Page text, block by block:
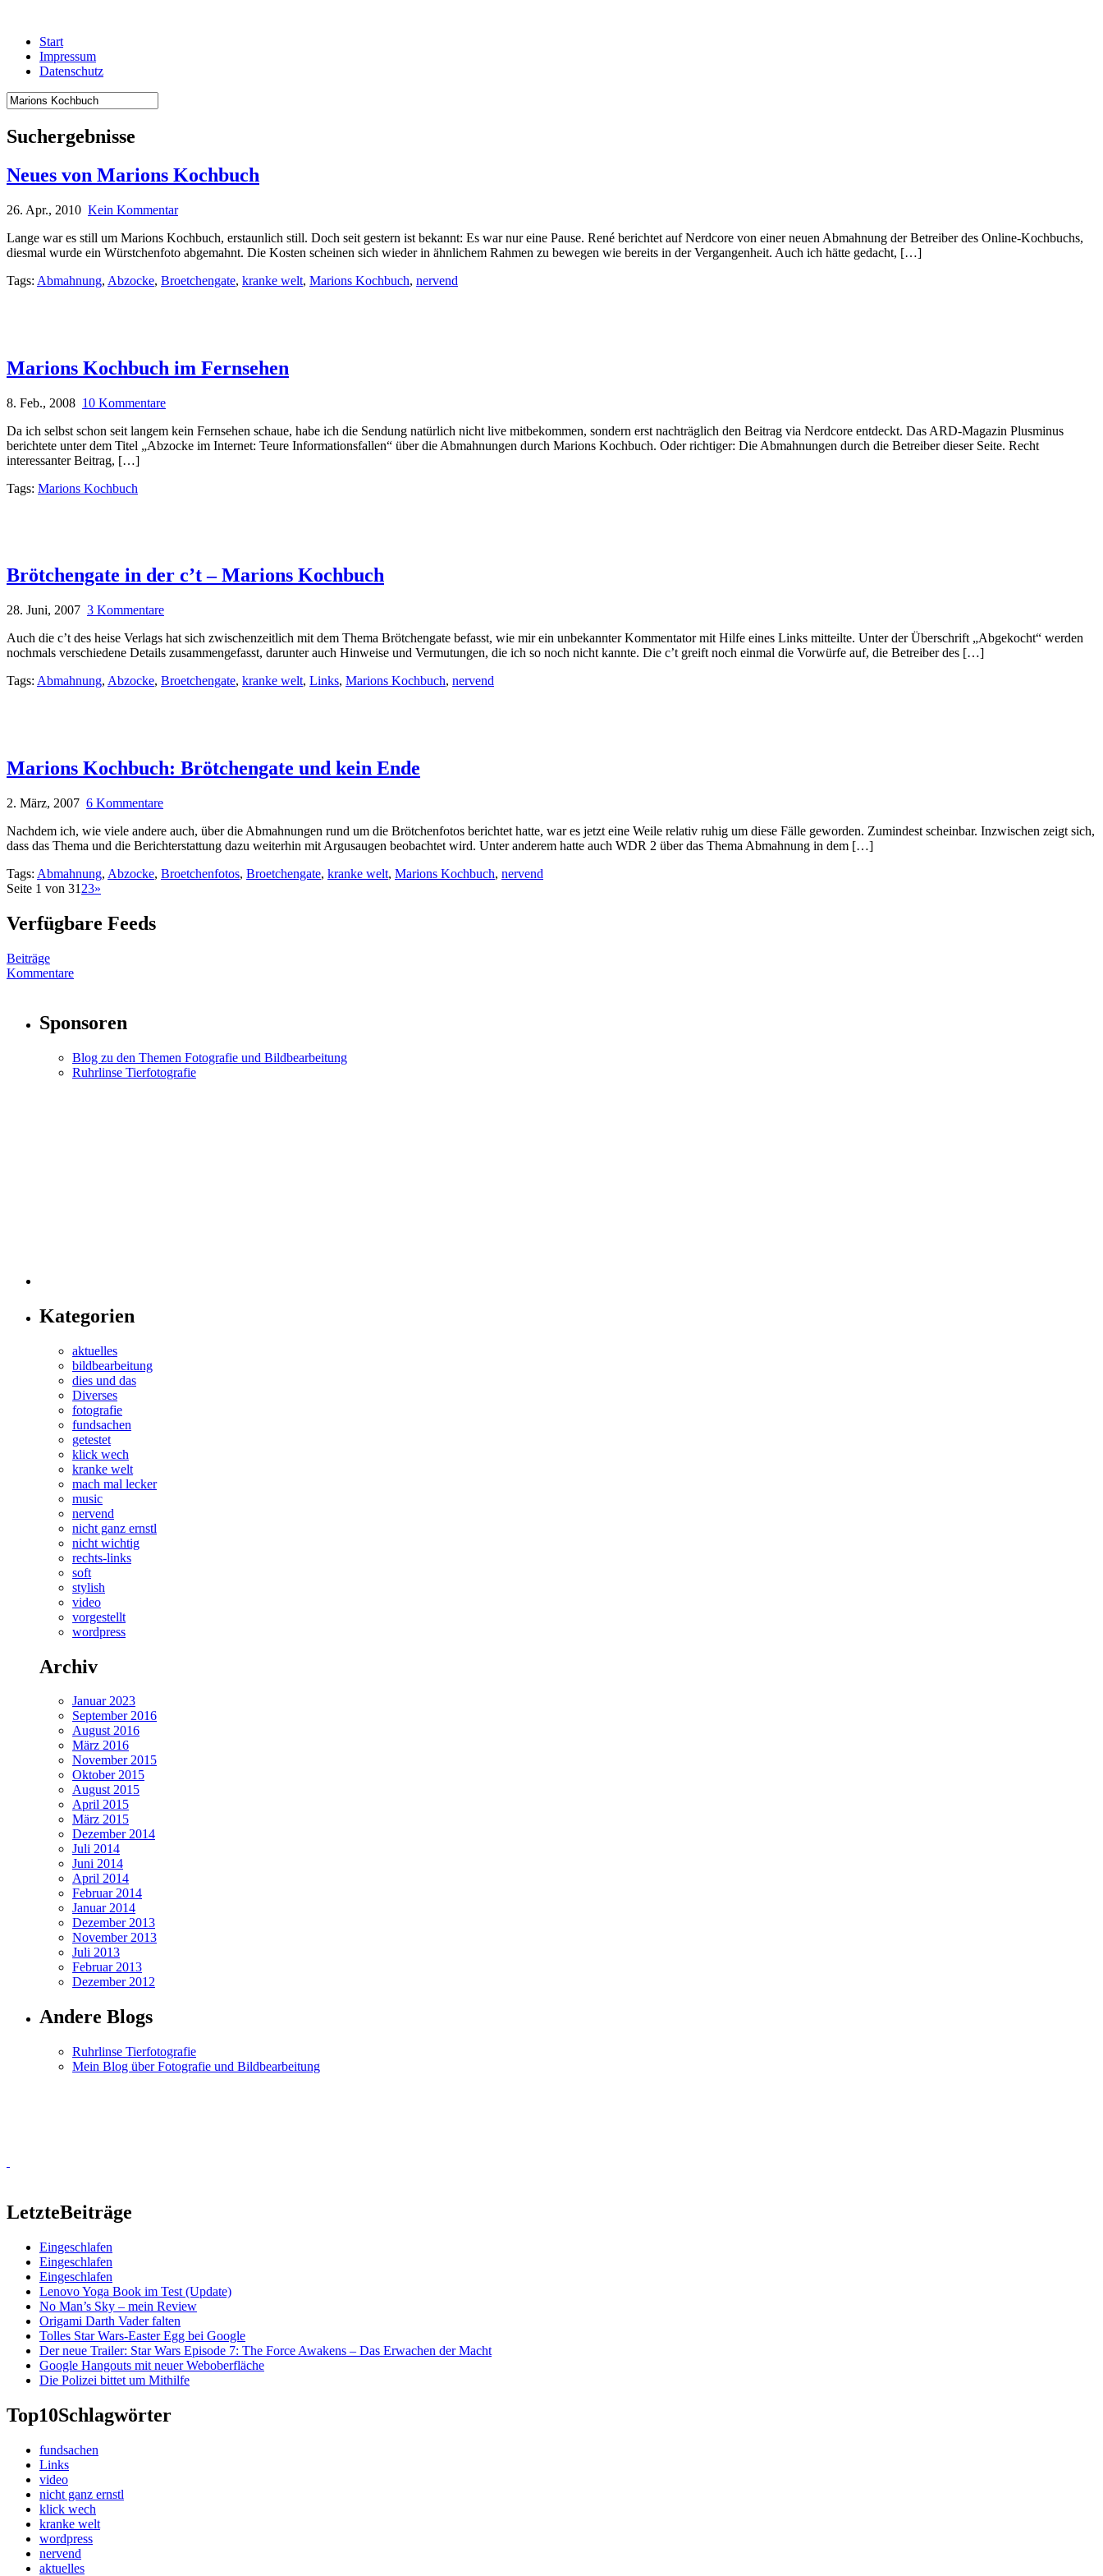
Start
Impressum
Datenschutz
Suchergebnisse
Neues von Marions Kochbuch
26. Apr., 2010 Kein Kommentar
Lange war es still um Marions Kochbuch, erstaunlich still. Doch seit gestern ist bekannt: Es war nur eine Pause. René berichtet auf Nerdcore von einer neuen Abmahnung der Betreiber des Online-Kochbuchs,
diesmal wurde ein Würstchenfoto abgemahnt. Die Kosten scheinen sich wieder in ähnlichem Rahmen zu bewegen wie bereits in der Vergangenheit. Auch ich hätte gedacht, […]
Tags: Abmahnung, Abzocke, Broetchengate, kranke welt, Marions Kochbuch, nervend
Marions Kochbuch im Fernsehen
8. Feb., 2008 10 Kommentare
Da ich selbst schon seit langem kein Fernsehen schaue, habe ich die Sendung natürlich nicht live mitbekommen, sondern erst nachträglich den Beitrag via Nerdcore entdeckt. Das ARD-Magazin Plusminus
berichtete unter dem Titel „Abzocke im Internet: Teure Informationsfallen“ über die Abmahnungen durch Marions Kochbuch. Oder richtiger: Die Abmahnungen durch die Betreiber dieser Seite. Recht
interessanter Beitrag, […]
Tags: Marions Kochbuch
Brötchengate in der c’t – Marions Kochbuch
28. Juni, 2007 3 Kommentare
Auch die c’t des heise Verlags hat sich zwischenzeitlich mit dem Thema Brötchengate befasst, wie mir ein unbekannter Kommentator mit Hilfe eines Links mitteilte. Unter der Überschrift „Abgekocht“ werden
nochmals verschiedene Details zusammengefasst, darunter auch Hinweise und Vermutungen, die ich so noch nicht kannte. Die c’t greift noch einmal die Vorwürfe auf, die Betreiber des […]
Tags: Abmahnung, Abzocke, Broetchengate, kranke welt, Links, Marions Kochbuch, nervend
Marions Kochbuch: Brötchengate und kein Ende
2. März, 2007 6 Kommentare
Nachdem ich, wie viele andere auch, über die Abmahnungen rund um die Brötchenfotos berichtet hatte, war es jetzt eine Weile relativ ruhig um diese Fälle geworden. Zumindest scheinbar. Inzwischen zeigt sich,
dass das Thema und die Berichterstattung dazu weiterhin mit Argusaugen beobachtet wird. Unter anderem hatte auch WDR 2 über das Thema Abmahnung in dem […]
Tags: Abmahnung, Abzocke, Broetchenfotos, Broetchengate, kranke welt, Marions Kochbuch, nervend
Seite 1 von 31 23»
Verfügbare Feeds
Beiträge
Kommentare
Sponsoren
Blog zu den Themen Fotografie und Bildbearbeitung
Ruhrlinse Tierfotografie
Kategorien
aktuelles
bildbearbeitung
dies und das
Diverses
fotografie
fundsachen
getestet
klick wech
kranke welt
mach mal lecker
music
nervend
nicht ganz ernstl
nicht wichtig
rechts-links
soft
stylish
video
vorgestellt
wordpress
Archiv
Januar 2023
September 2016
August 2016
März 2016
November 2015
Oktober 2015
August 2015
April 2015
März 2015
Dezember 2014
Juli 2014
Juni 2014
April 2014
Februar 2014
Januar 2014
Dezember 2013
November 2013
Juli 2013
Februar 2013
Dezember 2012
Andere Blogs
Ruhrlinse Tierfotografie
Mein Blog über Fotografie und Bildbearbeitung
LetzteBeiträge
Eingeschlafen
Eingeschlafen
Eingeschlafen
Lenovo Yoga Book im Test (Update)
No Man’s Sky – mein Review
Origami Darth Vader falten
Tolles Star Wars-Easter Egg bei Google
Der neue Trailer: Star Wars Episode 7: The Force Awakens – Das Erwachen der Macht
Google Hangouts mit neuer Weboberfläche
Die Polizei bittet um Mithilfe
Top10Schlagwörter
fundsachen
Links
video
nicht ganz ernstl
klick wech
kranke welt
wordpress
nervend
aktuelles